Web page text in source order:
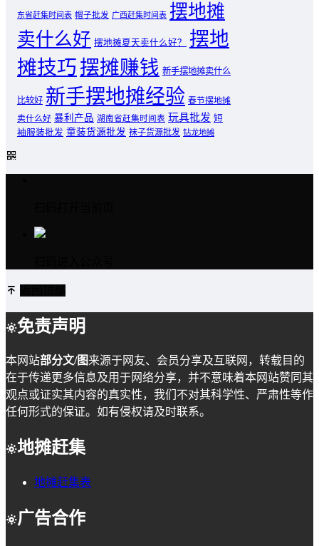
东省赶集时间表 帽子批发 广西赶集时间表 摆地摊
卖什么好 摆地摊夏天卖什么好？
摆地
摊技巧摆摊赚钱 新手摆地摊卖什么
比较好 新手摆地摊经验 春节摆地摊
卖什么好 暴利产品 湖南省赶集时间表 玩具批发 短
袖服装批发 童装货源批发 袜子货源批发 钻龙地摊
免责声明
本网站部分文/图来源于网友、会员分享及互联网，转载目的
在于传递更多信息及用于网络分享，并不意味着本网站赞同其
观点或证实其内容的真实性，我们不对其科学性、严肃性等作
任何形式的保证。如有侵权请及时联系。
地摊赶集
地摊赶集表
广告合作